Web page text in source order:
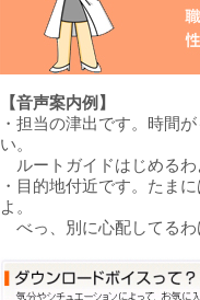
【音声案内例】
・担当の津出です。時間
い。
ルートガイドはじめるわ
・目的地付近です。たま
よ。
べっ、別に心配してるわ